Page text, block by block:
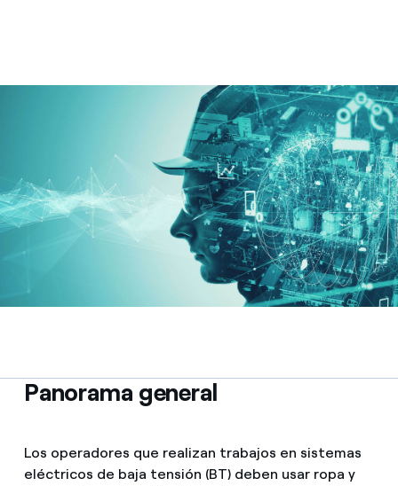
Panorama general
Los operadores que realizan trabajos en sistemas
eléctricos de baja tensión (BT) deben usar ropa y